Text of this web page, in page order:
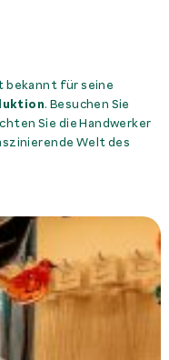
bekannt für seine
. Besuchen Sie
Sie die Handwerker
Welt des